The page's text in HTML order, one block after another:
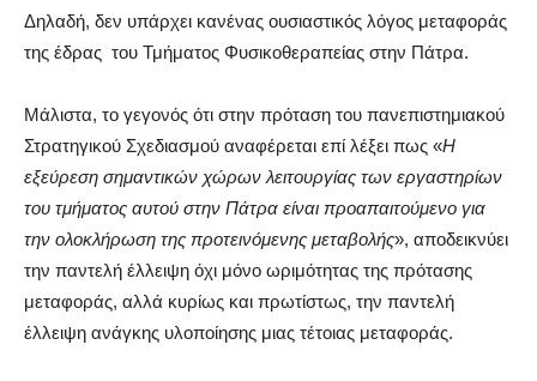
Δηλαδή, δεν υπάρχει κανένας ουσιαστικός λόγος μεταφοράς
της έδρας του Τμήματος Φυσικοθεραπείας στην Πάτρα.
Μάλιστα, το γεγονός ότι στην πρόταση του πανεπιστημιακού
Στρατηγικού Σχεδιασμού αναφέρεται επί λέξει πως «Η
εξεύρεση σημαντικών χώρων λειτουργίας των εργαστηρίων
του τμήματος αυτού στην Πάτρα είναι προαπαιτούμενο για
την ολοκλήρωση της προτεινόμενης μεταβολής», αποδεικνύει
την παντελή έλλειψη όχι μόνο ωριμότητας της πρότασης
μεταφοράς, αλλά κυρίως και πρωτίστως, την παντελή
έλλειψη ανάγκης υλοποίησης μιας τέτοιας μεταφοράς.